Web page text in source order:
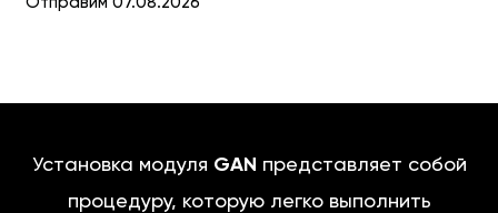
Установка модуля GAN представляет собой
процедуру, которую легко выполнить